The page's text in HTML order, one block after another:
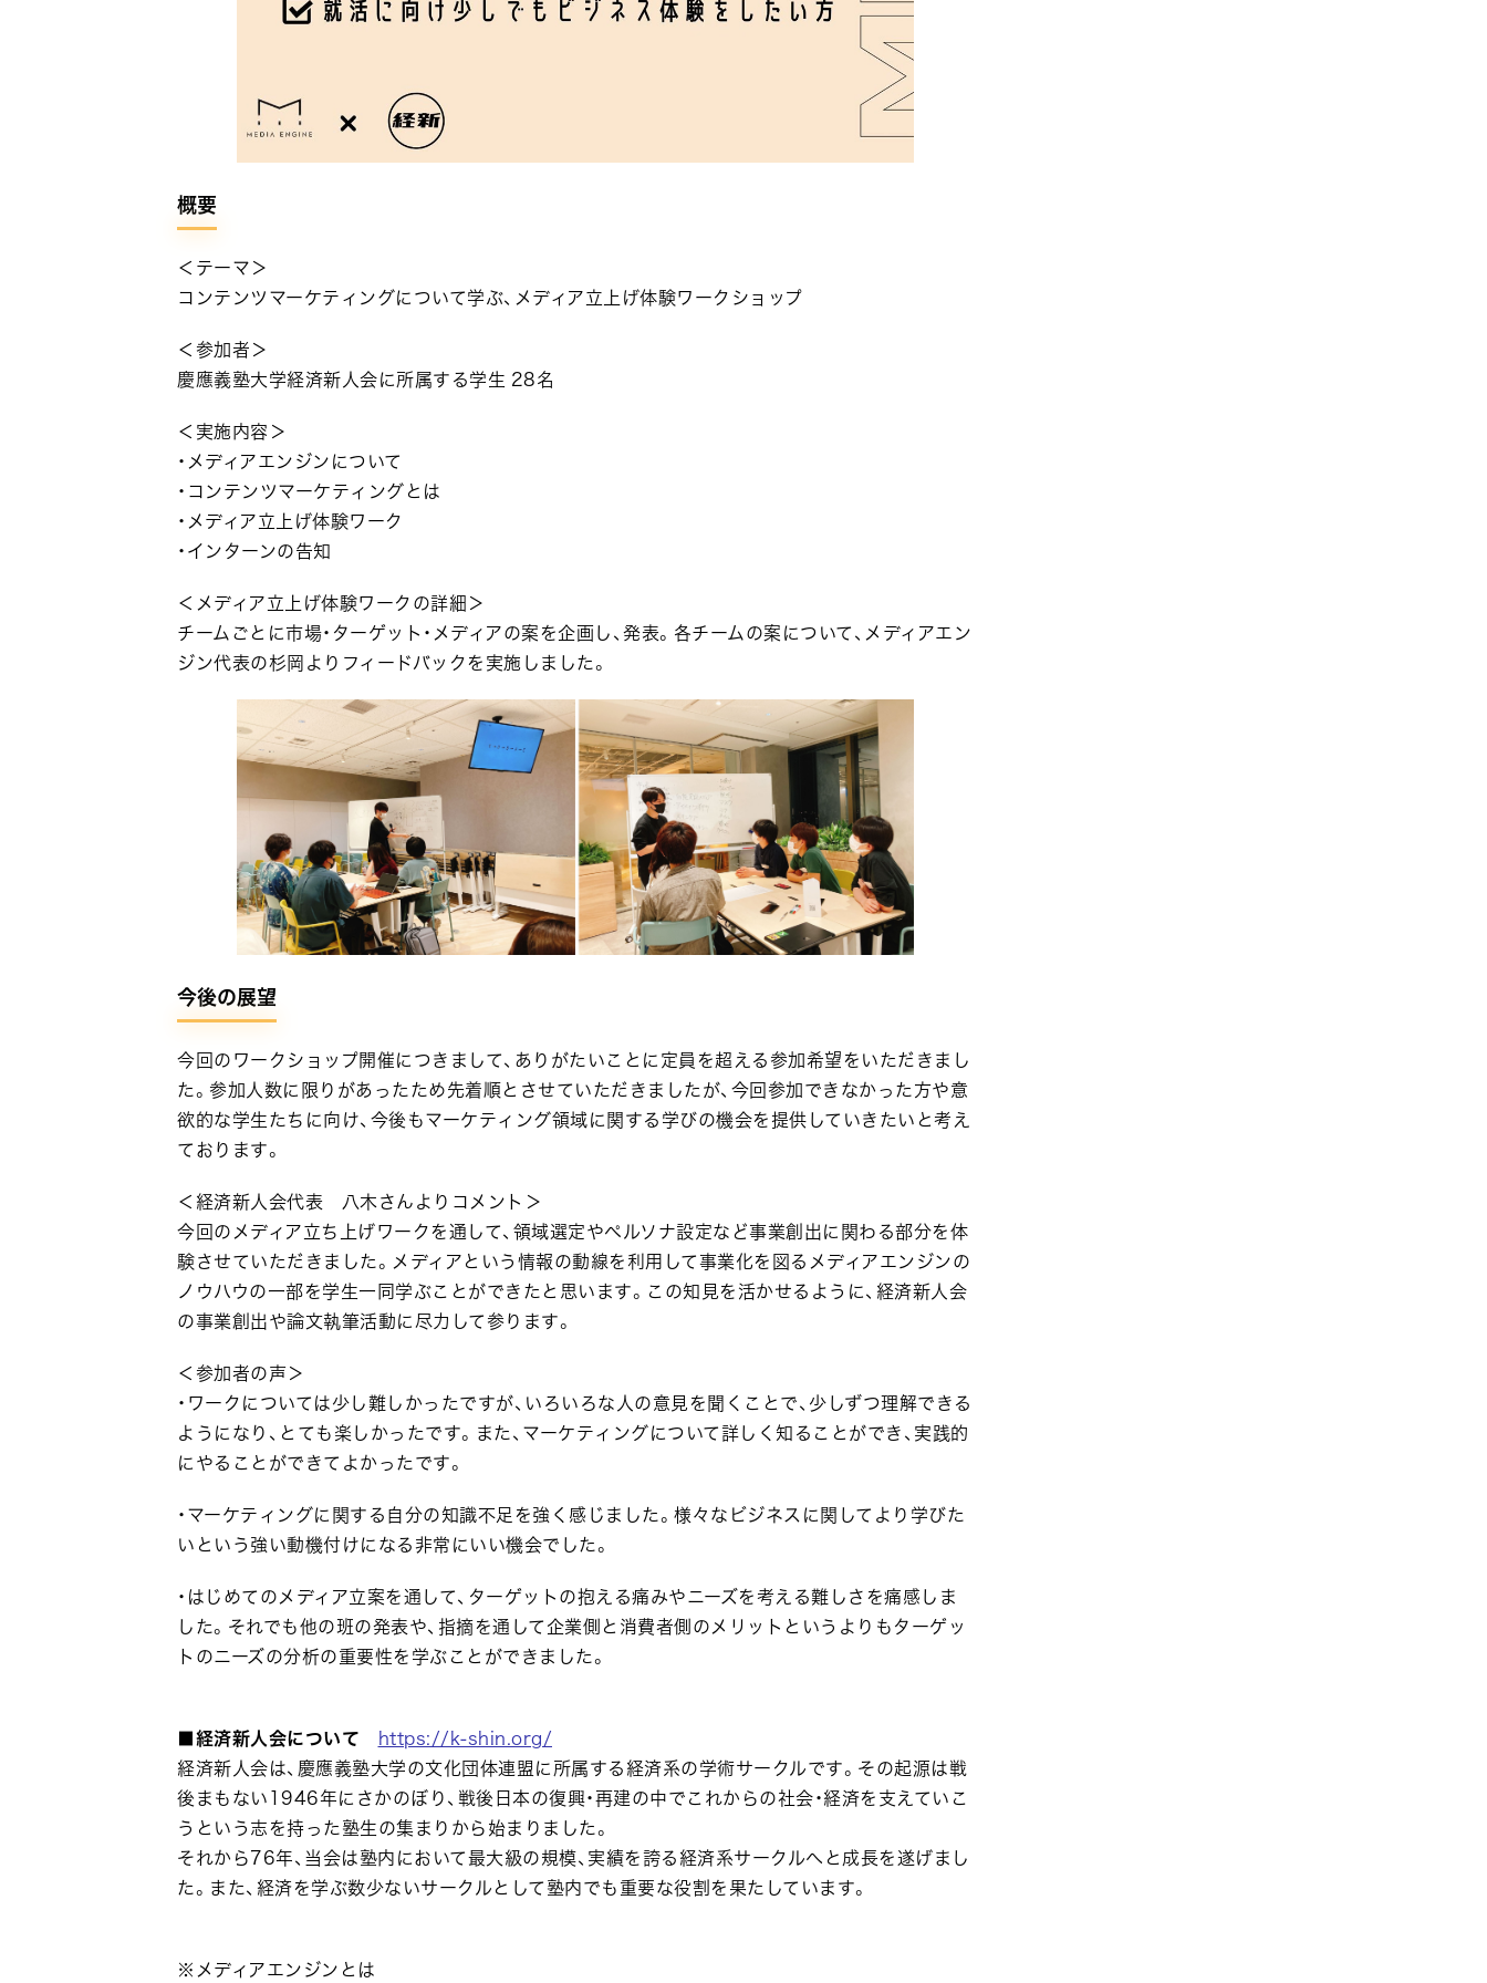
概要
＜テーマ＞
コンテンツマーケティングについて学ぶ、メディア立上げ体験ワークショップ
＜参加者＞
慶應義塾大学経済新人会に所属する学生 28名
＜実施内容＞
・メディアエンジンについて
・コンテンツマーケティングとは
・メディア立上げ体験ワーク
・インターンの告知
＜メディア立上げ体験ワークの詳細＞
チームごとに市場・ターゲット・メディアの案を企画し、発表。各チームの案について、メディアエン
ジン代表の杉岡よりフィードバックを実施しました。
今後の展望
今回のワークショップ開催につきまして、ありがたいことに定員を超える参加希望をいただきまし
た。参加人数に限りがあったため先着順とさせていただきましたが、今回参加できなかった方や意
欲的な学生たちに向け、今後もマーケティング領域に関する学びの機会を提供していきたいと考え
ております。
＜経済新人会代表 八木さんよりコメント＞
今回のメディア立ち上げワークを通して、領域選定やペルソナ設定など事業創出に関わる部分を体
験させていただきました。メディアという情報の動線を利用して事業化を図るメディアエンジンの
ノウハウの一部を学生一同学ぶことができたと思います。この知見を活かせるように、経済新人会
の事業創出や論文執筆活動に尽力して参ります。
＜参加者の声＞
・ワークについては少し難しかったですが、いろいろな人の意見を聞くことで、少しずつ理解できる
ようになり、とても楽しかったです。また、マーケティングについて詳しく知ることができ、実践的
にやることができてよかったです。
・マーケティングに関する自分の知識不足を強く感じました。様々なビジネスに関してより学びた
いという強い動機付けになる非常にいい機会でした。
・はじめてのメディア立案を通して、ターゲットの抱える痛みやニーズを考える難しさを痛感しま
した。それでも他の班の発表や、指摘を通して企業側と消費者側のメリットというよりもターゲッ
トのニーズの分析の重要性を学ぶことができました。
■経済新人会について
https://k-shin.org/
経済新人会は、慶應義塾大学の文化団体連盟に所属する経済系の学術サークルです。その起源は戦
後まもない1946年にさかのぼり、戦後日本の復興・再建の中でこれからの社会・経済を支えていこ
うという志を持った塾生の集まりから始まりました。
それから76年、当会は塾内において最大級の規模、実績を誇る経済系サークルへと成長を遂げまし
た。また、経済を学ぶ数少ないサークルとして塾内でも重要な役割を果たしています。
※メディアエンジンとは